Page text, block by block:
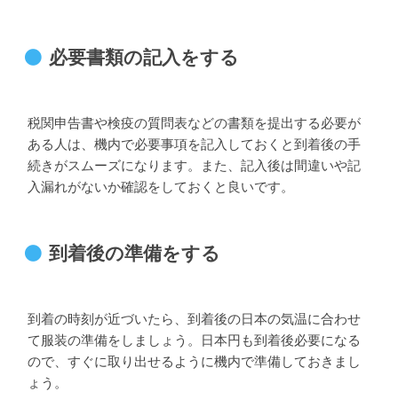
必要書類の記入をする
税関申告書や検疫の質問表などの書類を提出する必要が
ある人は、機内で必要事項を記入しておくと到着後の手
続きがスムーズになります。また、記入後は間違いや記
入漏れがないか確認をしておくと良いです。
到着後の準備をする
到着の時刻が近づいたら、到着後の日本の気温に合わせ
て服装の準備をしましょう。日本円も到着後必要になる
ので、すぐに取り出せるように機内で準備しておきまし
ょう。